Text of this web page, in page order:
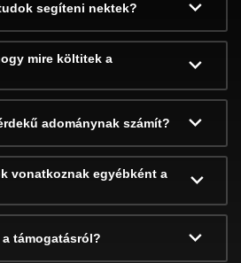
segíteni nektek?
mire költitek a
adománynak számít?
vonatkoznak egyébként a
támogatásról?